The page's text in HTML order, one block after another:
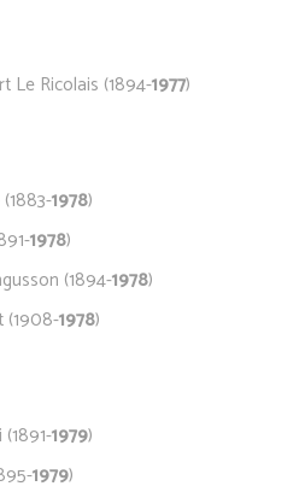
Le Ricolais (1894-1977)
1978)
1978)
(1894-1978)
(1908-1978)
1979)
1979)